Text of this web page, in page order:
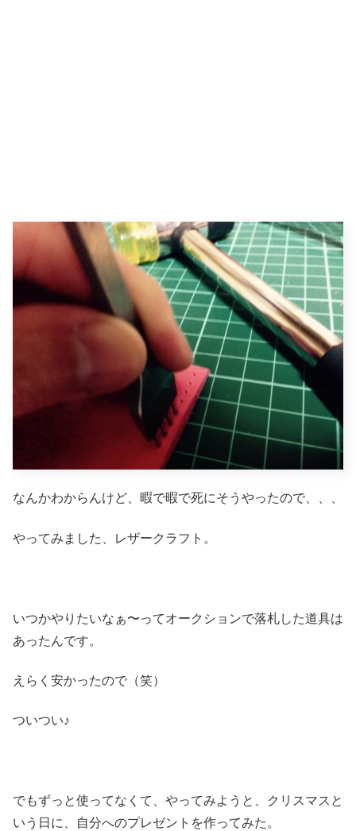
なんかわからんけど、暇で暇で死にそうやったので、、、
やってみました、レザークラフト。
いつかやりたいなぁ〜ってオークションで落札した道具は
あったんです。
えらく安かったので（笑）
ついつい♪
でもずっと使ってなくて、やってみようと、クリスマスと
いう日に、自分へのプレゼントを作ってみた。